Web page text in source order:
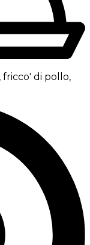
di pollo,